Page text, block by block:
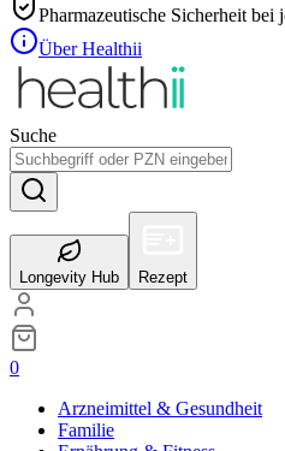
Pharmazeutische Sicherheit bei
Über Healthii
Suche
Longevity Hub Rezept
0
Arzneimittel & Gesundheit
Familie